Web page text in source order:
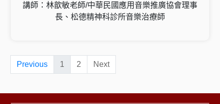
講師：林歆敏老師/中華民國應用音樂推廣協會理事
長、松德精神科診所音樂治療師
Previous 1 2 Next